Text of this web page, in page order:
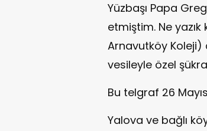
Yüzbaşı Papa
etmiştim. Ne
Arnavutköy
vesileyle özel
Bu telgraf 26
Yalova ve bağlı